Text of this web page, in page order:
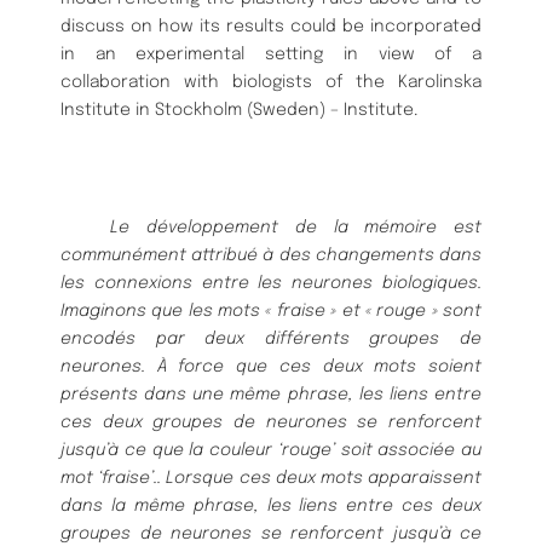
discuss on how its results could be incorporated
in an experimental setting in view of a
collaboration with biologists of the Karolinska
Institute in Stockholm (Sweden) – Institute.
Le développement de la mémoire est
communément attribué à des changements dans
les connexions entre les neurones biologiques.
Imaginons que les mots « fraise » et « rouge » sont
encodés par deux différentsgroupes de
neurones. À force que ces deux mots soient
présents dans une même phrase, les liens entre
ces deux groupes de neurones se renforcent
jusqu’à ce que la couleur ‘rouge’ soit associée au
mot ‘fraise’..Lorsque ces deux mots apparaissent
dans la même phrase, les liens entre ces deux
groupes de neurones se renforcent jusqu’à ce